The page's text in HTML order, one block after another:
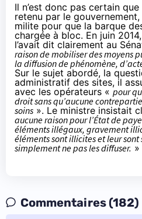
Il n’est donc pas certain
retenu par le
milite pour que la barque
chargée à bloc. En juin 2014
l’avait dit clairement au
raison de mobiliser des moyens
la diffusion de phénomène,
Sur le sujet abordé, la
administratif des sites, il
avec les opérateurs « pour
droit sans qu’aucune
soins ». Le ministre insistait
aucune raison pour l’État de
éléments illégaux, gravement
éléments sont illicites et leur
simplement ne pas les diffuser. »
Commentaires (182)